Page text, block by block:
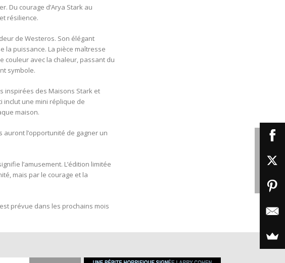
Du courage d’Arya Stark au
résilience.
de Westeros. Son élégant
la puissance. La pièce maîtresse
couleur avec la chaleur, passant du
symbole.
inspirées des Maisons Stark et
inclut une mini réplique de
maison.
l’opportunité de gagner un
l’amusement. L’édition limitée
mais par le courage et la
prévue dans les prochains mois